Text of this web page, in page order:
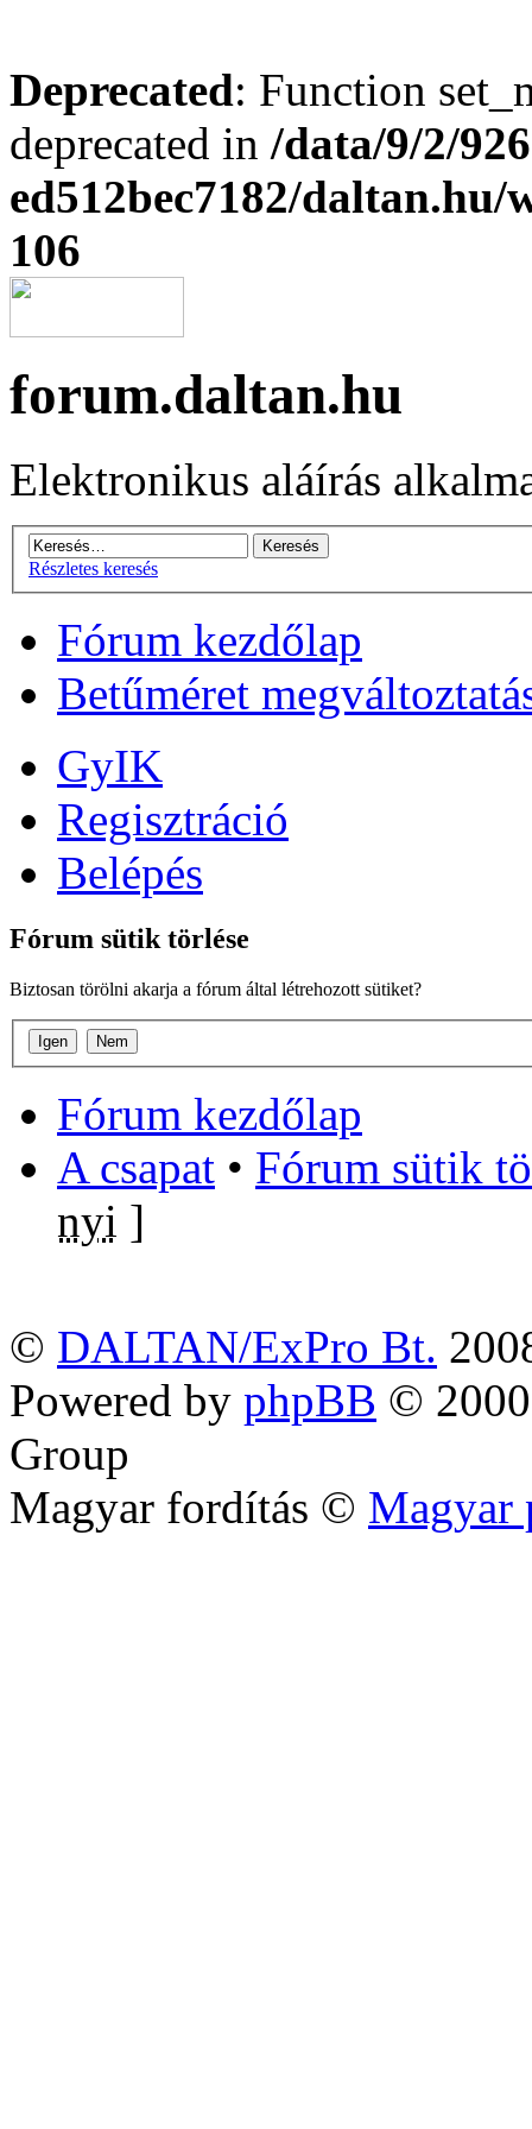
Deprecated: Function
deprecated in /data/9/2/
ed512bec7182/
106
forum.daltan.hu
Elektronikus aláírás
Részletes keresés
Fórum kezdőlap
Betűméret
GyIK
Regisztráció
Belépés
Fórum sütik törlése
Biztosan törölni akarja a fórum által létrehozott sütiket?
Fórum kezdőlap
A csapat • Fórum sütik
nyi ]
© DALTAN/ExPro Bt.
Powered by phpBB ©
Group
Magyar fordítás © Magyar